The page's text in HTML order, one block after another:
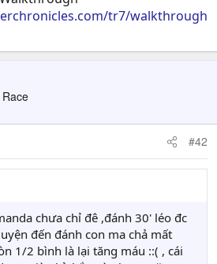
tr7/walkthrough
#42
chưa chỉ đê ,đánh 30' léo đc
đến đánh con ma chả mất
1/2 bình là lại tăng máu ::( , cái